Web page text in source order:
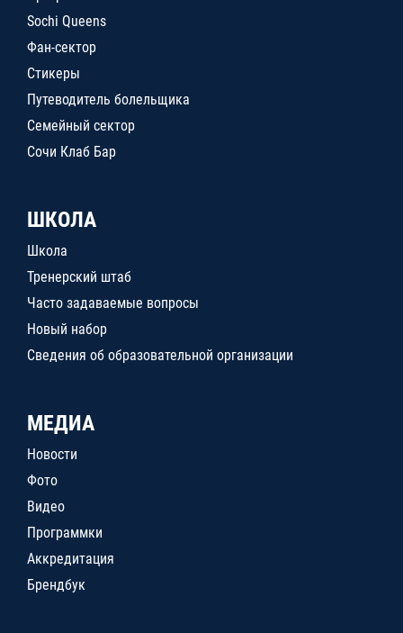
Sochi Queens
Фан-сектор
Стикеры
Путеводитель болельщика
Семейный сектор
Сочи Клаб Бар
ШКОЛА
Школа
Тренерский штаб
Часто задаваемые вопросы
Новый набор
Сведения об образовательной организации
МЕДИА
Новости
Фото
Видео
Программки
Аккредитация
Брендбук